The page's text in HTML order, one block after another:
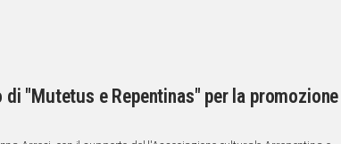
"Mutetus e Repentinas" per la promozione